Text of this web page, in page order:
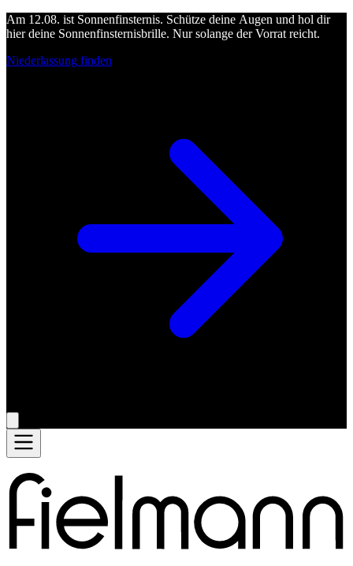
Am 12.08. ist Sonnenfinsternis. Schütze deine Augen und hol dir
hier deine Sonnenfinsternisbrille. Nur solange der Vorrat reicht.
Niederlassung finden